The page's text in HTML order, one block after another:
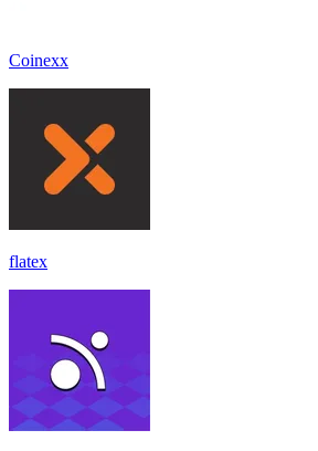
Coinexx
flatex